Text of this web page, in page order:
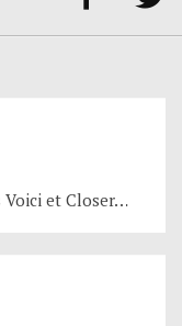
Voici et Closer…